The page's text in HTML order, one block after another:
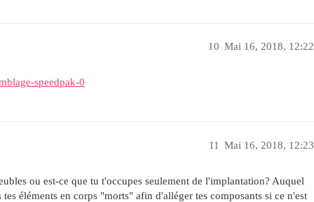
Mai 16, 2018, 12:22
10
speedpak-0
Mai 16, 2018, 12:23
11
ou est-ce que tu t'occupes seulement de l'implantation? Auquel
éléments en corps "morts" afin d'alléger tes composants si ce n'est